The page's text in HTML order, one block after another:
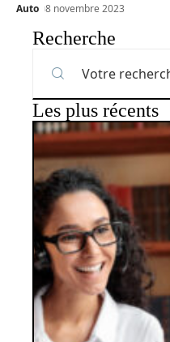
Auto 8 novembre 2023
Recherche
Les plus récents